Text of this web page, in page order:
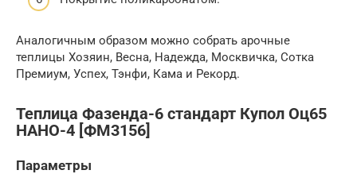
Аналогичным образом можно собрать арочные
теплицы Хозяин, Весна, Надежда, Москвичка, Сотка
Премиум, Успех, Тэнфи, Кама и Рекорд.
Теплица Фазенда-6 стандарт Купол Оц65
НАНО-4 [ФМ3156]
Параметры